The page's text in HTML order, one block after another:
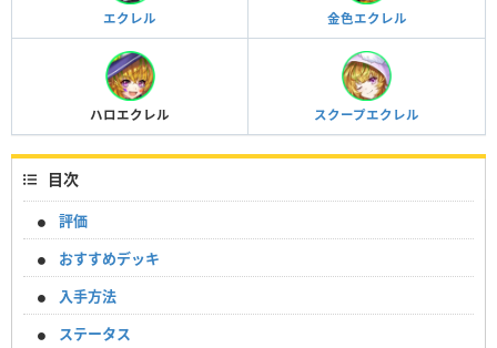
エクレル 金色エクレル
ハロエクレル スクープエクレル
目次
評価
おすすめデッキ
入手方法
ステータス